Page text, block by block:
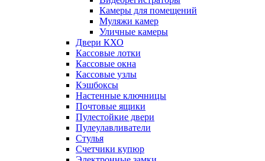
Камеры для помещений
Муляжи камер
Уличные камеры
Двери КХО
Кассовые лотки
Кассовые окна
Кассовые узлы
Кэшбоксы
Настенные ключницы
Почтовые ящики
Пулестойкие двери
Пулеулавливатели
Стулья
Счетчики купюр